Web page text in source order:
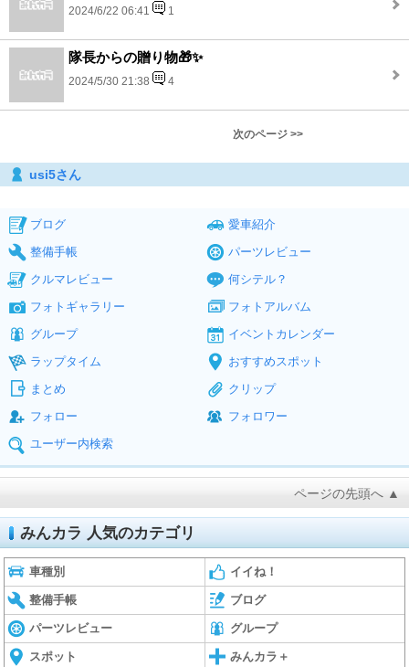
2024/6/22 06:41 1
隊長からの贈り物🎁✨
2024/5/30 21:38 4
次のページ >>
usi5さん
ブログ
愛車紹介
整備手帳
パーツレビュー
クルマレビュー
何シテル？
フォトギャラリー
フォトアルバム
グループ
イベントカレンダー
ラップタイム
おすすめスポット
まとめ
クリップ
フォロー
フォロワー
ユーザー内検索
ページの先頭へ ▲
みんカラ 人気のカテゴリ
車種別 イイね！
整備手帳 ブログ
パーツレビュー グループ
スポット みんカラ＋